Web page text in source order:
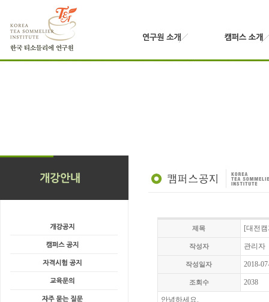
제목 [대전
작성자 관리자
작성일자 2018-
조회수 2038
안녕하세요.